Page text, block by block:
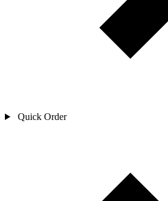
Quick Order